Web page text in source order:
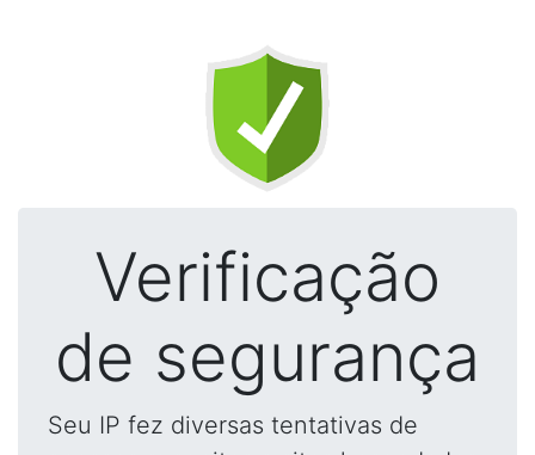
Verificação
de segurança
Seu IP fez diversas tentativas de